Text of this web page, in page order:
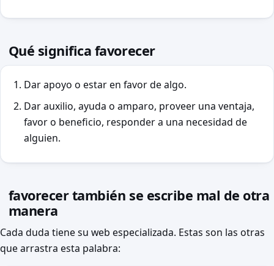
Qué significa favorecer
Dar apoyo o estar en favor de algo.
Dar auxilio, ayuda o amparo, proveer una ventaja,
favor o beneficio, responder a una necesidad de
alguien.
favorecer también se escribe mal de otra
manera
Cada duda tiene su web especializada. Estas son las otras
que arrastra esta palabra: